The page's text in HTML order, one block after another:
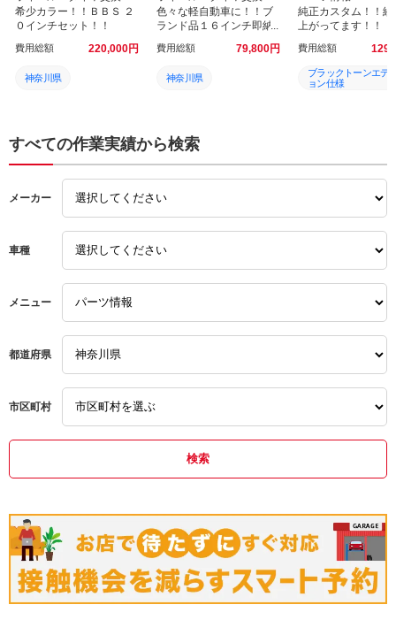
希少カラー！！ＢＢＳ ２
０インチセット！！
費用総額 220,000円
神奈川県
綾瀬Ｓ．Ｉ．Ｃ．店
美品
４本セット
ＢＢＳ
メッキ系
色々な軽自動車に！！ブ
ランド品１６インチ即納
費用総額 79,800円
神奈川県
綾瀬Ｓ．Ｉ．Ｃ．店
美品
４本セット
軽自動車
Ｋカー
中古タイヤ付
お買得
即納セット
ロルフハルトゲ
純正カスタム！！続
上がってます！！
費用総額
ブラックトーンエデ
ョン仕様
19インチ
美品
綾瀬Ｓ．Ｉ．Ｃ．店
すべての作業実績から検索
メーカー
車種
メニュー
都道府県
市区町村